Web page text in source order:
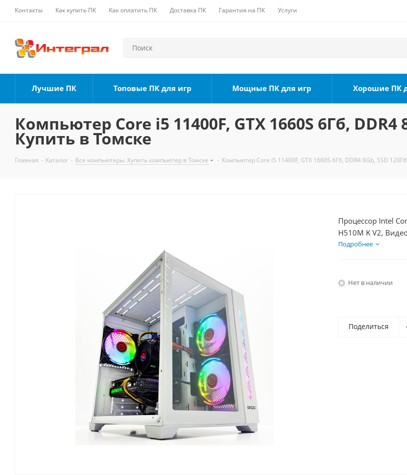
Контакты Как купить ПК Как оплатить ПК Доставка ПК Гарантия на ПК Услуги
Лучшие ПК Топовые ПК для игр Мощные ПК для игр Хорошие ПК
Компьютер Core i5 11400F, GTX 1660S 6Гб, DDR4
Купить в Томске
Главная - Каталог - Все компьютеры. Купить компьютер в Томске - Компьютер Core i5 11400F, GTX 1660S 6Гб, DDR4 8Gb, SSD
Процессор Intel
H510M K V2,
HDD 2Тб, БП 600Вт
Подробнее
Нет в наличии
Поделиться